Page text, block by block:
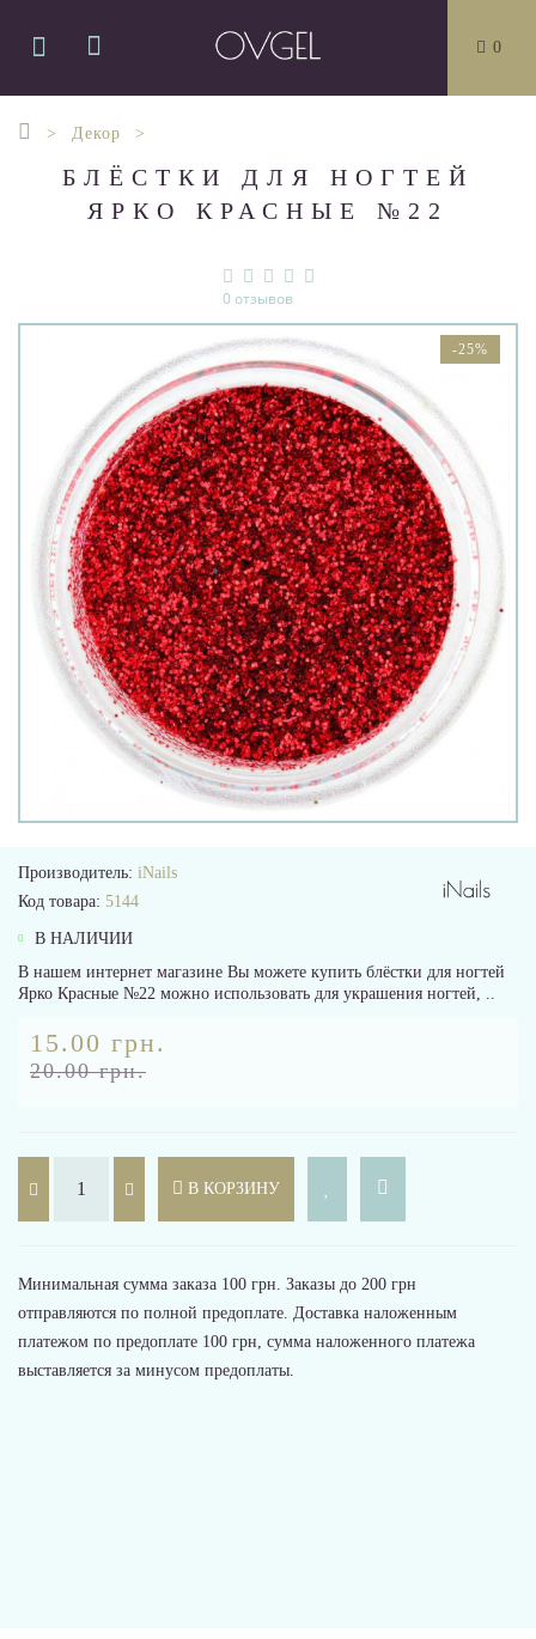
0
Декор
БЛЁСТКИ ДЛЯ НОГТЕЙ
ЯРКО КРАСНЫЕ №22
0 отзывов
-25%
Производитель: iNails
Код товара: 5144
В НАЛИЧИИ
В нашем интернет магазине Вы можете купить блёстки для ногтей
Ярко Красные №22 можно использовать для украшения ногтей, ..
15.00 грн.
20.00 грн.
В КОРЗИНУ
Минимальная сумма заказа 100 грн. Заказы до 200 грн
отправляются по полной предоплате. Доставка наложенным
платежом по предоплате 100 грн, сумма наложенного платежа
выставляется за минусом предоплаты.